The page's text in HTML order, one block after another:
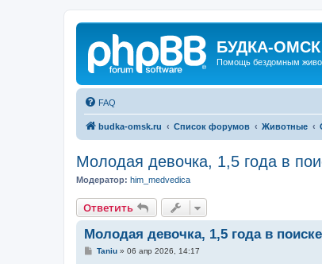
БУДКА-ОМСК
Помощь бездомным
FAQ
budka-omsk.ru Список форумов Животные
Молодая девочка, 1,5 года в
Модератор: him_medvedica
Ответить
Молодая девочка, 1,5 года в
СTaniu» 06 апр 2026, 14:17